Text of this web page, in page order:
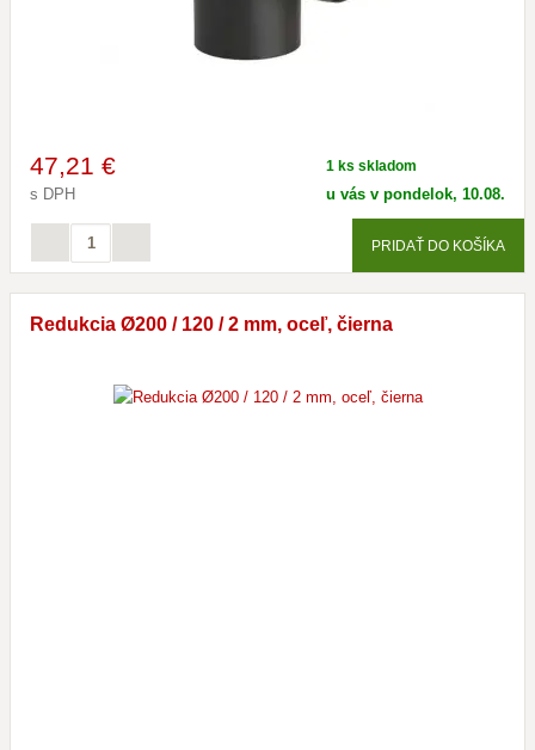
47,21 €
s DPH
1 ks skladom
u vás v pondelok, 10.08.
PRIDAŤ DO KOŠÍKA
Redukcia Ø200 / 120 / 2 mm, oceľ, čierna